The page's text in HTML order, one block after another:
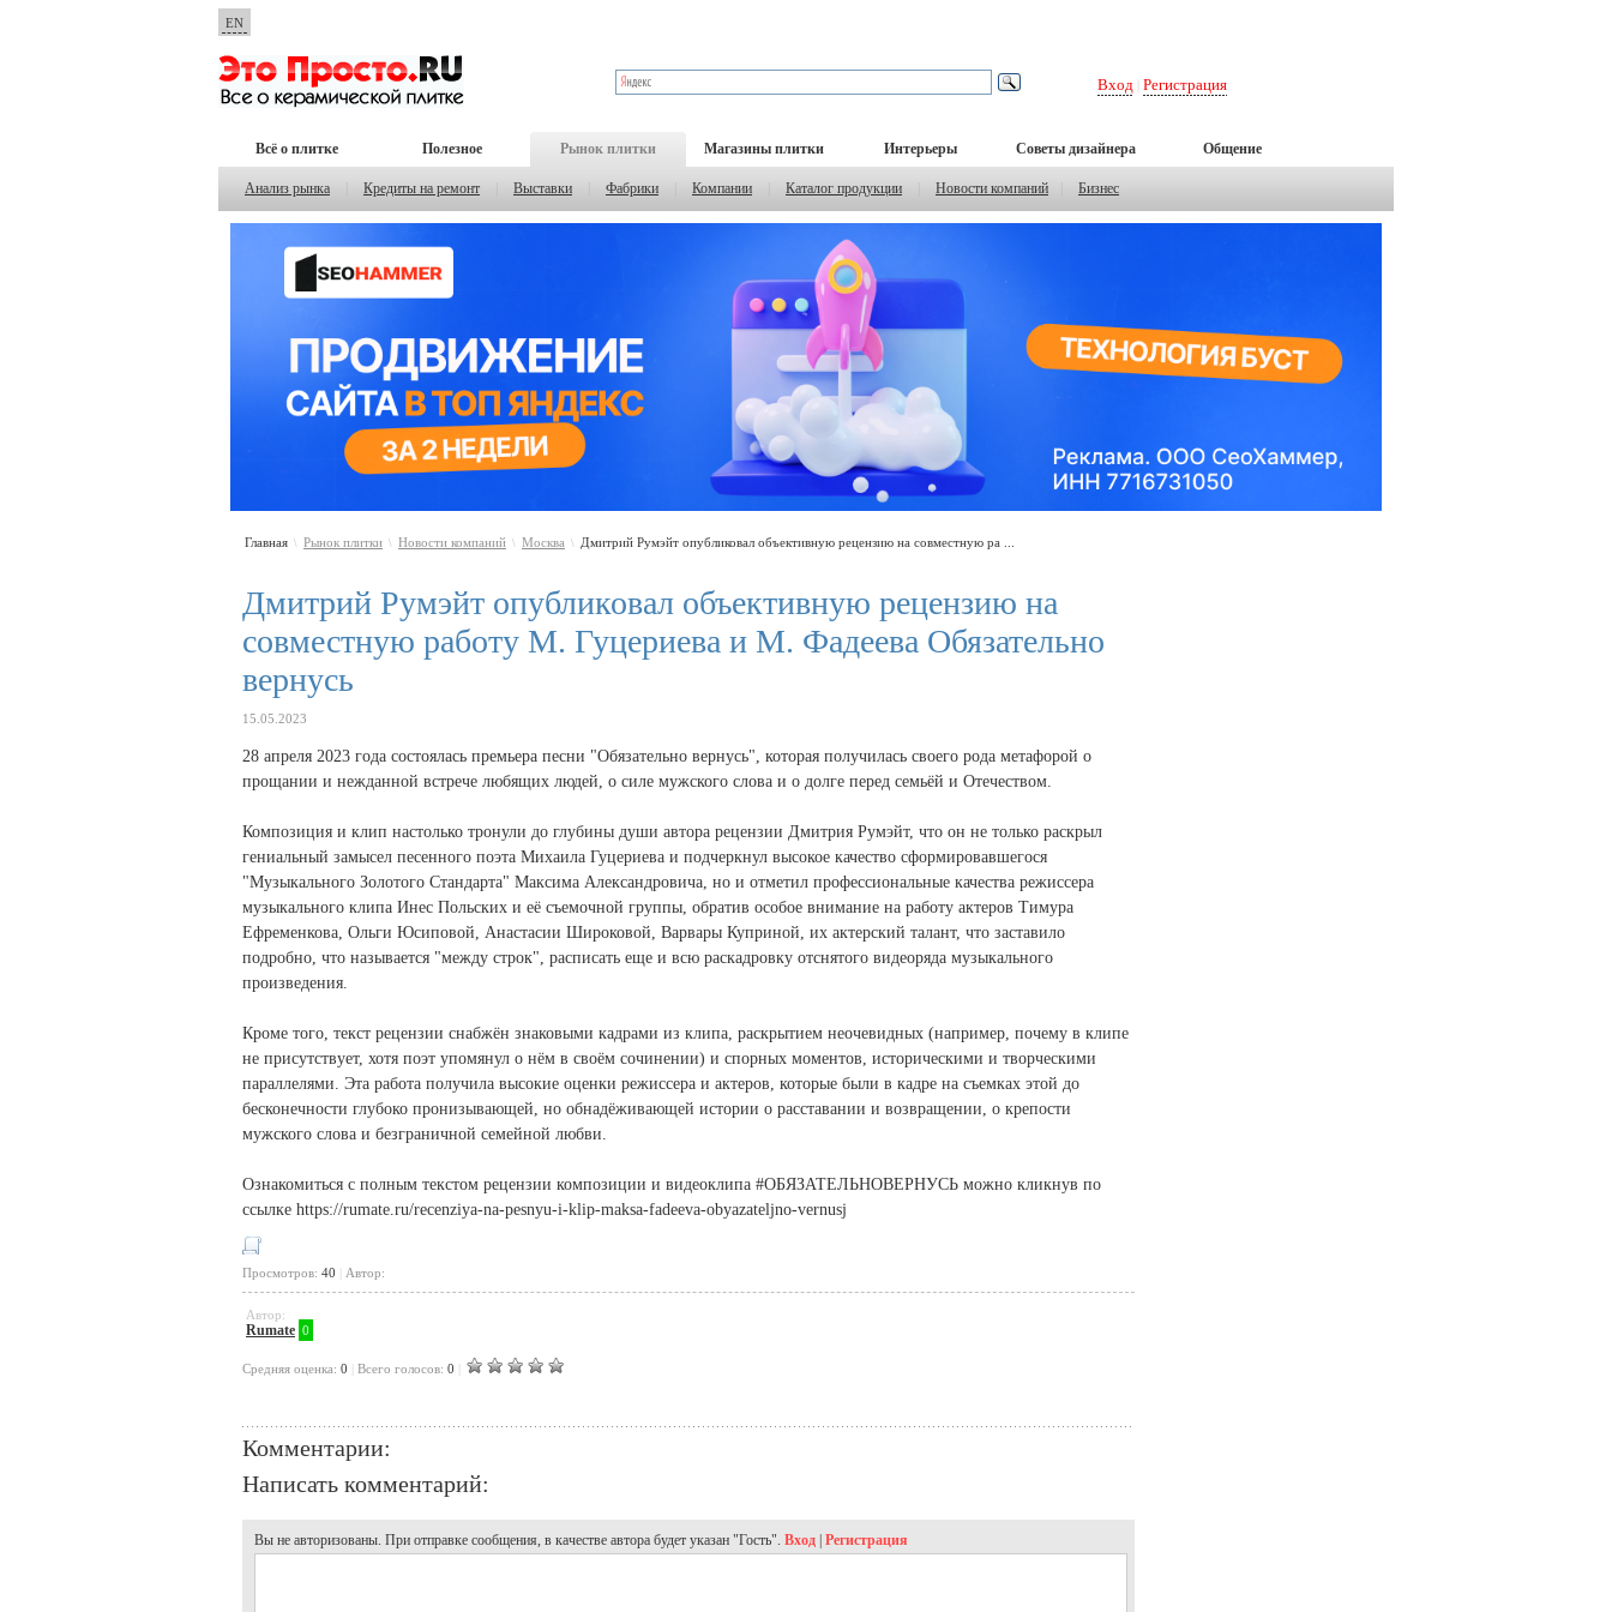
EN
Вход Регистрация
Всё о плитке Полезное Рынок плитки Магазины плитки Интерьеры Советы дизайнера Общение
Анализ рынка Кредиты на ремонт Выставки Фабрики Компании Каталог продукции Новости компаний Бизнес
Главная \ Рынок плитки \ Новости компаний \ Москва \ Дмитрий Румэйт опубликовал объективную рецензию на совместную ра ...
Дмитрий Румэйт опубликовал объективную рецензию на
совместную работу М. Гуцериева и М. Фадеева Обязательно
вернусь
15.05.2023
28 апреля 2023 года состоялась премьера песни "Обязательно вернусь", которая получилась своего рода метафорой о
прощании и нежданной встрече любящих людей, о силе мужского слова и о долге перед семьёй и Отечеством.
Композиция и клип настолько тронули до глубины души автора рецензии Дмитрия Румэйт, что он не только раскрыл
гениальный замысел песенного поэта Михаила Гуцериева и подчеркнул высокое качество сформировавшегося
"Музыкального Золотого Стандарта" Максима Александровича, но и отметил профессиональные качества режиссера
музыкального клипа Инес Польских и её съемочной группы, обратив особое внимание на работу актеров Тимура
Ефременкова, Ольги Юсиповой, Анастасии Широковой, Варвары Куприной, их актерский талант, что заставило
подробно, что называется "между строк", расписать еще и всю раскадровку отснятого видеоряда музыкального
произведения.
Кроме того, текст рецензии снабжён знаковыми кадрами из клипа, раскрытием неочевидных (например, почему в клипе
не присутствует, хотя поэт упомянул о нём в своём сочинении) и спорных моментов, историческими и творческими
параллелями. Эта работа получила высокие оценки режиссера и актеров, которые были в кадре на съемках этой до
бесконечности глубоко пронизывающей, но обнадёживающей истории о расставании и возвращении, о крепости
мужского слова и безграничной семейной любви.
Ознакомиться с полным текстом рецензии композиции и видеоклипа #ОБЯЗАТЕЛЬНОВЕРНУСЬ можно кликнув по
ссылке https://rumate.ru/recenziya-na-pesnyu-i-klip-maksa-fadeeva-obyazateljno-vernusj
Просмотров: 40 Автор:
Автор:
Rumate 0
Cредняя оценка: 0 Всего голосов: 0
Комментарии:
Написать комментарий:
Вы не авторизованы. При отправке сообщения, в качестве автора будет указан "Гость". Вход | Регистрация